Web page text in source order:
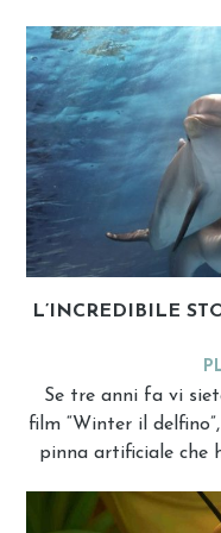
L’INCREDIBILE
Se tre anni fa vi
film “Winter il
pinna artificiale che